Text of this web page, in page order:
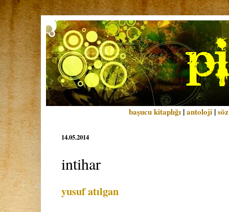
başucu kitaplığı |antoloji |
14.05.2014
intihar
yusuf atılgan